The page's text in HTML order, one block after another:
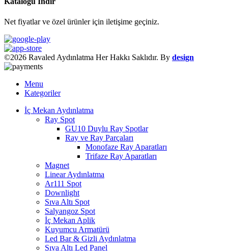
Net fiyatlar ve özel ürünler için iletişime geçiniz.
©2026 Ravaled Aydınlatma Her Hakkı Saklıdır. By design
Menu
Kategoriler
İç Mekan Aydınlatma
Ray Spot
GU10 Duylu Ray Spotlar
Ray ve Ray Parçaları
Monofaze Ray Aparatları
Trifaze Ray Aparatları
Magnet
Linear Aydınlatma
Ar111 Spot
Downlight
Sıva Altı Spot
Salyangoz Spot
İç Mekan Aplik
Kuyumcu Armatürü
Led Bar & Gizli Aydınlatma
Sıva Altı Led Panel